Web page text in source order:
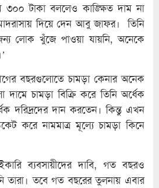
৩০০ টাকা বললেও কাঙ্ক্ষিত দাম না
দিয়ে দেন আবু জাফর। তিনি
লোক খুঁজে পাওয়া যায়নি, অনেকে
বছরগুলোতে চামড়া কেনার অনেক
চামড়া বিক্রি করে তিনি অর্ধেক
দরিদ্রদের দান করতেন। কিন্তু এখন
করে নামমাত্র মূল্যে চামড়া কিনে
ব্যবসায়ীদের দাবি, গত বছরও
তারা। তবে গত বছরের তুলনায় এবার